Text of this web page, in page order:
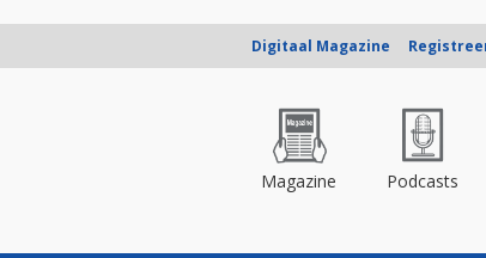
Digitaal Magazine
Magazine Podcasts